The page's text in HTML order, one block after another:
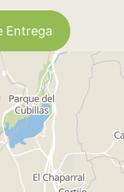
Entrega